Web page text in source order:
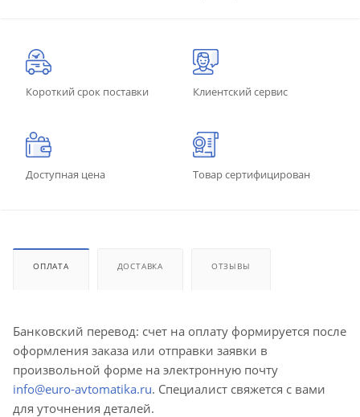
Короткий срок поставки Клиентский сервис
Доступная цена Товар сертифицирован
ОПЛАТА ДОСТАВКА ОТЗЫВЫ
Банковский перевод: счет на оплату формируется после
оформления заказа или отправки заявки в
произвольной форме на электронную почту
info@euro-avtomatika.ru. Специалист свяжется с вами
для уточнения деталей.